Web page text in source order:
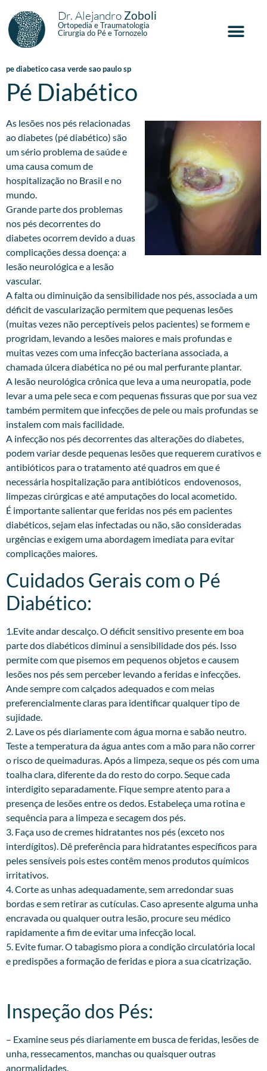
Dr. Alejandro Zoboli
Ortopedia e Traumatologia
Cirurgia do Pé e Tornozelo
pe diabetico casa verde sao paulo sp
Pé Diabético
As lesões nos pés relacionadas
ao diabetes (pé diabético) são
um sério problema de saúde e
uma causa comum de
hospitalização no Brasil e no
mundo.
Grande parte dos problemas
nos pés decorrentes do
diabetes ocorrem devido a duas
complicações dessa doença: a
lesão neurológica e a lesão
vascular.
A falta ou diminuição da sensibilidade nos pés, associada a um
déficit de vascularização permitem que pequenas lesões
(muitas vezes não perceptíveis pelos pacientes) se formem e
progridam, levando a lesões maiores e mais profundas e
muitas vezes com uma infecção bacteriana associada, a
chamada úlcera diabética no pé ou mal perfurante plantar.
A lesão neurológica crônica que leva a uma neuropatia, pode
levar a uma pele seca e com pequenas fissuras que por sua vez
também permitem que infecções de pele ou mais profundas se
instalem com mais facilidade.
A infecção nos pés decorrentes das alterações do diabetes,
podem variar desde pequenas lesões que requerem curativos e
antibióticos para o tratamento até quadros em que é
necessária hospitalização para antibióticos endovenosos,
limpezas cirúrgicas e até amputações do local acometido.
É importante salientar que feridas nos pés em pacientes
diabéticos, sejam elas infectadas ou não, são consideradas
urgências e exigem uma abordagem imediata para evitar
complicações maiores.
Cuidados Gerais com o Pé
Diabético:
1.Evite andar descalço. O déficit sensitivo presente em boa
parte dos diabéticos diminui a sensibilidade dos pés. Isso
permite com que pisemos em pequenos objetos e causem
lesões nos pés sem perceber levando a feridas e infecções.
Ande sempre com calçados adequados e com meias
preferencialmente claras para identificar qualquer tipo de
sujidade.
2. Lave os pés diariamente com água morna e sabão neutro.
Teste a temperatura da água antes com a mão para não correr
o risco de queimaduras. Após a limpeza, seque os pés com uma
toalha clara, diferente da do resto do corpo. Seque cada
interdigito separadamente. Fique sempre atento para a
presença de lesões entre os dedos. Estabeleça uma rotina e
sequência para a limpeza e secagem dos pés.
3. Faça uso de cremes hidratantes nos pés (exceto nos
interdígitos). Dê preferência para hidratantes específicos para
peles sensíveis pois estes contêm menos produtos químicos
irritativos.
4. Corte as unhas adequadamente, sem arredondar suas
bordas e sem retirar as cutículas. Caso apresente alguma unha
encravada ou qualquer outra lesão, procure seu médico
rapidamente a fim de evitar uma infecção local.
5. Evite fumar. O tabagismo piora a condição circulatória local
e predispões a formação de feridas e piora a sua cicatrização.
Inspeção dos Pés:​
– Examine seus pés diariamente em busca de feridas, lesões de
unha, ressecamentos, manchas ou quaisquer outras
anormalidades.